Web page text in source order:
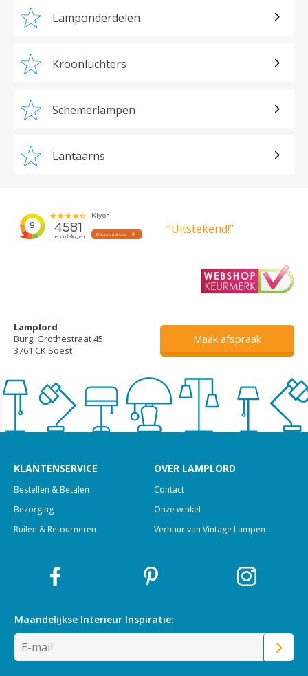
Lamponderdelen
Kroonluchters
Schemerlampen
Lantaarns
“Uitstekend!”
Lamplord
Burg. Grothestraat 45
3761 CK Soest
Maak afspraak
KLANTENSERVICE
Bestellen & Betalen
Bezorging
Ruilen & Retourneren
OVER LAMPLORD
Contact
Onze winkel
Verhuur van Vintage Lampen
Maandelijkse Interieur Inspiratie: